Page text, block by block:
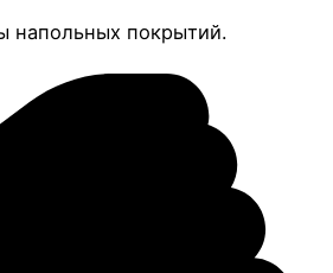
напольных покрытий.